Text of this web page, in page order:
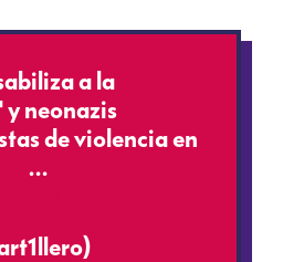
a la
neonazis
de violencia en
…